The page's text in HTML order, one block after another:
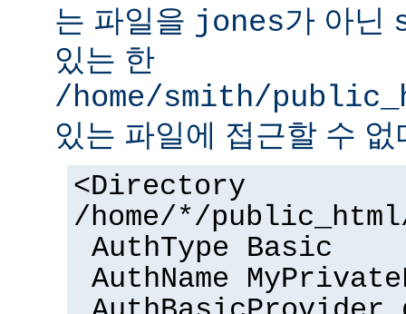
는 파일을 jones가 아닌
있는 한
/home/smith/
있는 파일에 접근할 수 없
<Directory
/home/*/
AuthType Basic
AuthName